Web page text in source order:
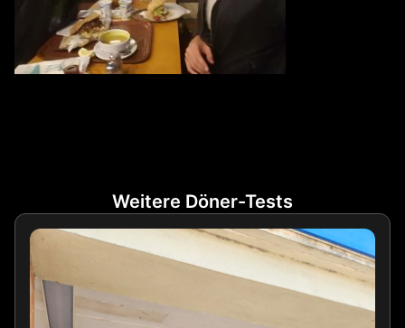
Weitere Döner-Tests